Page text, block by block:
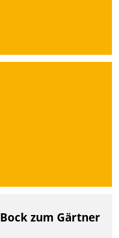
zum Gärtner